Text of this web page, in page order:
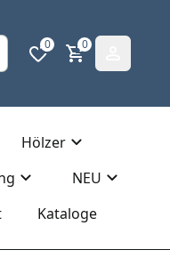
0 0
Hölzer
NEU
Kataloge